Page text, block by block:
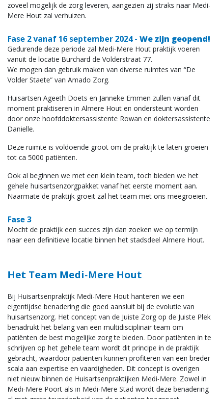
zoveel mogelijk de zorg leveren, aangezien zij straks naar Medi-
Mere Hout zal verhuizen.
Fase 2 vanaf 16 september 2024 - We zijn geopend!
Gedurende deze periode zal Medi-Mere Hout praktijk voeren
vanuit de locatie Burchard de Volderstraat 77.
We mogen dan gebruik maken van diverse ruimtes van “De
Volder Staete” van Amado Zorg.
Huisartsen Ageeth Doets en Janneke Emmen zullen vanaf dit
moment praktiseren in Almere Hout en ondersteunt worden
door onze hoofddoktersassistente Rowan en doktersassistente
Danielle.
Deze ruimte is voldoende groot om de praktijk te laten groeien
tot ca 5000 patiënten.
Ook al beginnen we met een klein team, toch bieden we het
gehele huisartsenzorgpakket vanaf het eerste moment aan.
Naarmate de praktijk groeit zal het team met ons meegroeien.
Fase 3
Mocht de praktijk een succes zijn dan zoeken we op termijn
naar een definitieve locatie binnen het stadsdeel Almere Hout.
Het Team Medi-Mere Hout
Bij Huisartsenpraktijk Medi-Mere Hout hanteren we een
eigentijdse benadering die goed aansluit bij de evolutie van
huisartsenzorg. Het concept van de Juiste Zorg op de Juiste Plek
benadrukt het belang van een multidisciplinair team om
patiënten de best mogelijke zorg te bieden. Door patiënten in te
schrijven op het gehele team wordt dit principe in de praktijk
gebracht, waardoor patiënten kunnen profiteren van een breder
scala aan expertise en vaardigheden. Dit concept is overigen
niet nieuw binnen de Huisartsenpraktijken Medi-Mere. Zowel in
Medi-Mere Poort als in Medi-Mere Stad wordt deze benadering